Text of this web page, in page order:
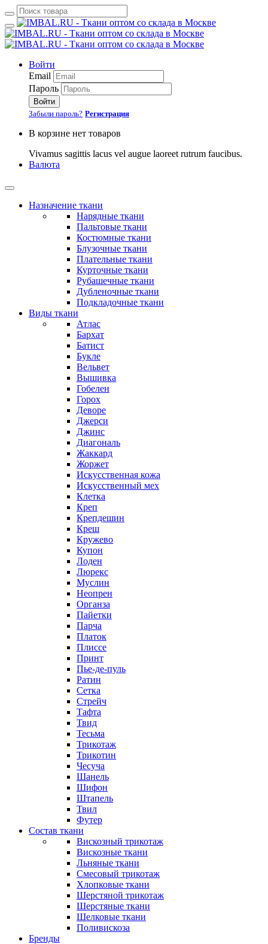
Войти
Email
Пароль
Войти
Забыли пароль? Регистрация
В корзине нет товаров
Vivamus sagittis lacus vel augue laoreet rutrum faucibus.
Валюта
Назначение ткани
Нарядные ткани
Пальтовые ткани
Костюмные ткани
Блузочные ткани
Плательные ткани
Курточные ткани
Рубашечные ткани
Дубленочные ткани
Подкладочные ткани
Виды ткани
Атлас
Бархат
Батист
Букле
Вельвет
Вышивка
Гобелен
Горох
Деворе
Джерси
Джинс
Диагональ
Жаккард
Жоржет
Искусственная кожа
Искусственный мех
Клетка
Креп
Крепдешин
Креш
Кружево
Купон
Лоден
Люрекс
Муслин
Неопрен
Органза
Пайетки
Парча
Платок
Плиссе
Принт
Пье-де-пуль
Ратин
Сетка
Стрейч
Тафта
Твид
Тесьма
Трикотаж
Трикотин
Чесуча
Шанель
Шифон
Штапель
Твил
Футер
Состав ткани
Вискозный трикотаж
Вискозные ткани
Льняные ткани
Смесовый трикотаж
Хлопковые ткани
Шерстяной трикотаж
Шерстяные ткани
Шелковые ткани
Поливискоза
Бренды